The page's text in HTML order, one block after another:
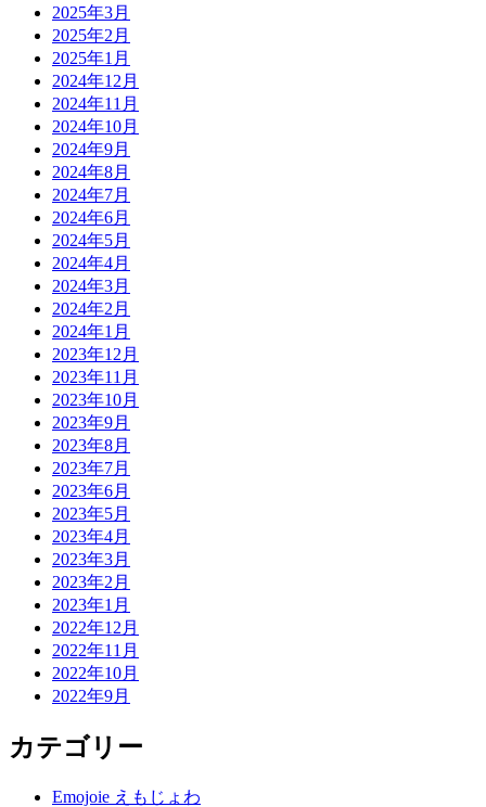
2025年3月
2025年2月
2025年1月
2024年12月
2024年11月
2024年10月
2024年9月
2024年8月
2024年7月
2024年6月
2024年5月
2024年4月
2024年3月
2024年2月
2024年1月
2023年12月
2023年11月
2023年10月
2023年9月
2023年8月
2023年7月
2023年6月
2023年5月
2023年4月
2023年3月
2023年2月
2023年1月
2022年12月
2022年11月
2022年10月
2022年9月
カテゴリー
Emojoie えもじょわ